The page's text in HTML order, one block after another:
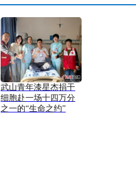
武山青年漆星杰捐干
细胞赴一场十四万分
之一的“生命之约”